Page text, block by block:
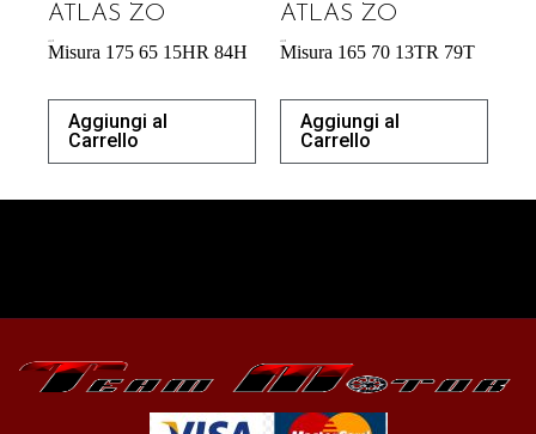
ATLAS ZO
Misura 175 65 15HR 84H
Aggiungi al
Carrello
ATLAS ZO
Misura 165 70 13TR 79T
Aggiungi al
Carrello